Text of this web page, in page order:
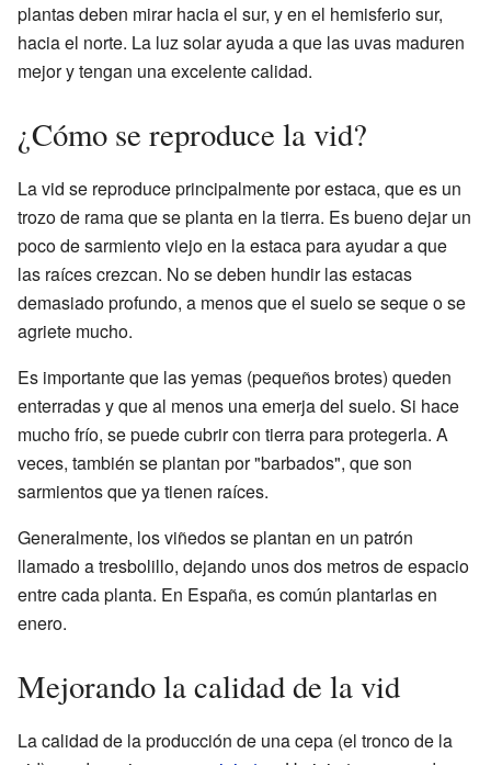
plantas deben mirar hacia el sur, y en el hemisferio sur,
hacia el norte. La luz solar ayuda a que las uvas maduren
mejor y tengan una excelente calidad.
¿Cómo se reproduce la vid?
La vid se reproduce principalmente por estaca, que es un
trozo de rama que se planta en la tierra. Es bueno dejar un
poco de sarmiento viejo en la estaca para ayudar a que
las raíces crezcan. No se deben hundir las estacas
demasiado profundo, a menos que el suelo se seque o se
agriete mucho.
Es importante que las yemas (pequeños brotes) queden
enterradas y que al menos una emerja del suelo. Si hace
mucho frío, se puede cubrir con tierra para protegerla. A
veces, también se plantan por "barbados", que son
sarmientos que ya tienen raíces.
Generalmente, los viñedos se plantan en un patrón
llamado a tresbolillo, dejando unos dos metros de espacio
entre cada planta. En España, es común plantarlas en
enero.
Mejorando la calidad de la vid
La calidad de la producción de una cepa (el tronco de la